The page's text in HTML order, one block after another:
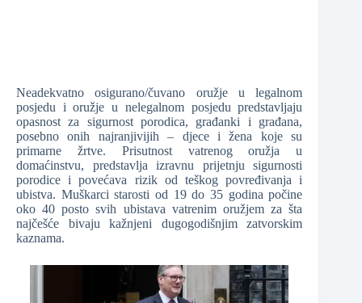
Neadekvatno osigurano/čuvano oružje u legalnom
posjedu i oružje u nelegalnom posjedu predstavljaju
opasnost za sigurnost porodica, građanki i građana,
posebno onih najranjivijih – djece i žena koje su
primarne žrtve. Prisutnost vatrenog oružja u
domaćinstvu, predstavlja izravnu prijetnju sigurnosti
porodice i povećava rizik od teškog povređivanja i
ubistva. Muškarci starosti od 19 do 35 godina počine
oko 40 posto svih ubistava vatrenim oružjem za šta
najčešće bivaju kažnjeni dugogodišnjim zatvorskim
kaznama.